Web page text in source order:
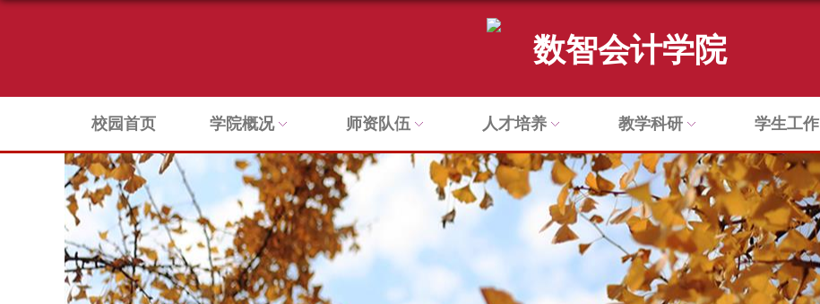
数智会计学院
校园首页 学院概况 师资队伍 人才培养 教学科研 学生工作